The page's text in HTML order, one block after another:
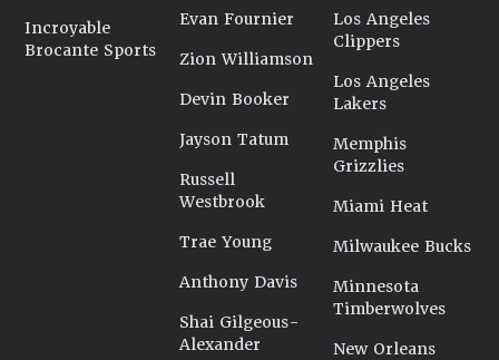
Incroyable
Brocante Sports
Evan Fournier
Zion Williamson
Devin Booker
Jayson Tatum
Russell
Westbrook
Trae Young
Anthony Davis
Shai Gilgeous-
Alexander
Los Angeles
Clippers
Los Angeles
Lakers
Memphis
Grizzlies
Miami Heat
Milwaukee Bucks
Minnesota
Timberwolves
New Orleans